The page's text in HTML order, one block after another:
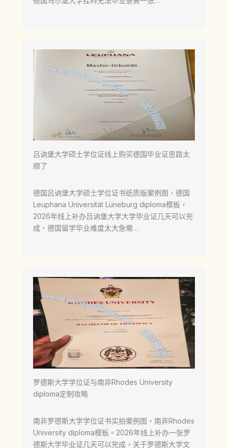
吕讷堡大学硕士学位证线上购买德国毕业证思路太
顺了
德国吕讷堡大学硕士学位证书纸质版案例图，德国
Leuphana Universität Lüneburg diploma模板，
2026年线上补办吕讷堡大学大学毕业证几天可以完
成，德国留学毕业难度太大急需…
罗德斯大学学位证与南非Rhodes University
diploma定制攻略
南非罗德斯大学学位证书实拍案例图，南非Rhodes
University diploma模板。2026年线上补办一张罗
德斯大学毕业证几天可以完成，关于罗德斯大学文